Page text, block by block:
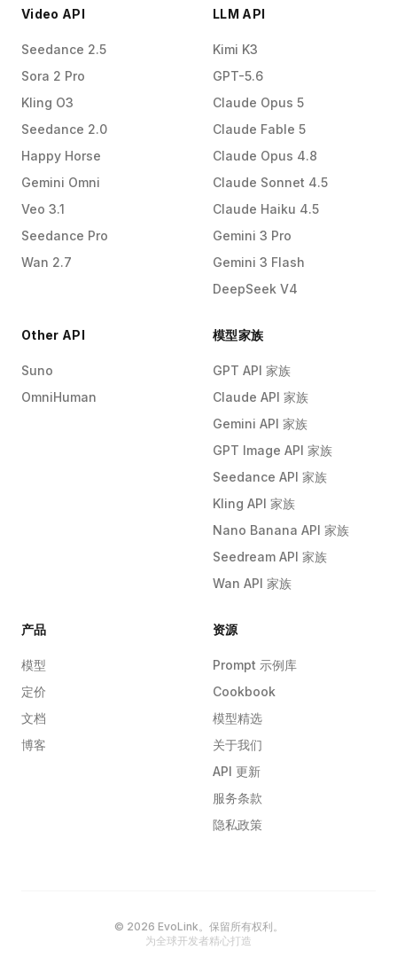
Video API
Seedance 2.5
Sora 2 Pro
Kling O3
Seedance 2.0
Happy Horse
Gemini Omni
Veo 3.1
Seedance Pro
Wan 2.7
LLM API
Kimi K3
GPT-5.6
Claude Opus 5
Claude Fable 5
Claude Opus 4.8
Claude Sonnet 4.5
Claude Haiku 4.5
Gemini 3 Pro
Gemini 3 Flash
DeepSeek V4
Other API
Suno
OmniHuman
模型家族
GPT API 家族
Claude API 家族
Gemini API 家族
GPT Image API 家族
Seedance API 家族
Kling API 家族
Nano Banana API 家族
Seedream API 家族
Wan API 家族
产品
模型
定价
文档
博客
资源
Prompt 示例库
Cookbook
模型精选
关于我们
API 更新
服务条款
隐私政策
© 2026 EvoLink。保留所有权利。
为全球开发者精心打造